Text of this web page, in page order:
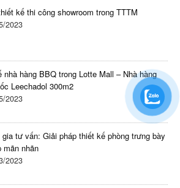
kế thi công showroom trong TTTM
2023
nhà hàng BBQ trong Lotte Mall – Nhà hàng
Leechadol 300m2
2023
gia tư vấn: Giải pháp thiết kế phòng trưng bày
mãn nhãn
2023